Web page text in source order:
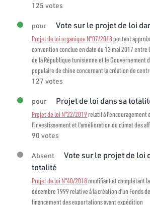
125 votes
pour Vote sur le projet de loi
Projet de loi organique N°07/2018portant
convention conclue en date du 13 mai 2017 entre
de la République tunisienne et le Gouvernement
populaire de chine concernant la création de
127 votes
pour Projet de loi dans sa
Projet de loi N°22/2019relatif à l'encouragement
l'investissement et l'amélioration du climat des
90 votes
Absent
Vote sur le projet de loi
totalité
Projet de loi N°40/2018modifiant et complétant
décembre 1999 relative à la création d'un Fonds
financement des exportations avant expédition